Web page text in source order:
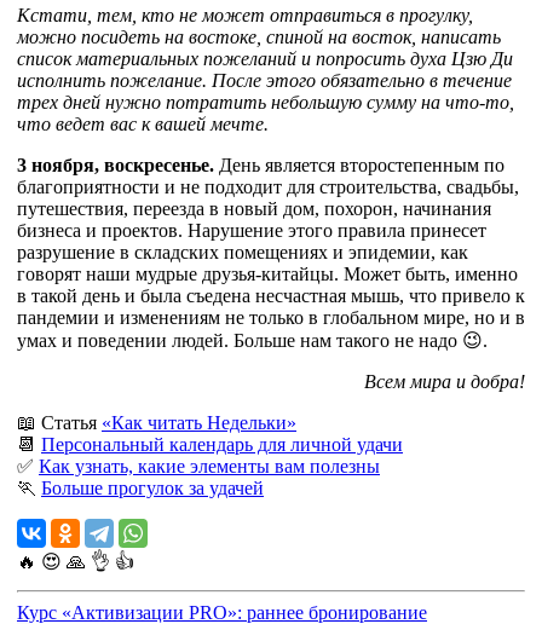
Кстати, тем, кто не может отправиться в прогулку,
можно посидеть на востоке, спиной на восток, написать
список материальных пожеланий и попросить духа Цзю Ди
исполнить пожелание. После этого обязательно в течение
трех дней нужно потратить небольшую сумму на что-то,
что ведет вас к вашей мечте.
3 ноября, воскресенье. День является второстепенным по
благоприятности и не подходит для строительства, свадьбы,
путешествия, переезда в новый дом, похорон, начинания
бизнеса и проектов. Нарушение этого правила принесет
разрушение в складских помещениях и эпидемии, как
говорят наши мудрые друзья-китайцы. Может быть, именно
в такой день и была съедена несчастная мышь, что привело к
пандемии и изменениям не только в глобальном мире, но и в
умах и поведении людей. Больше нам такого не надо 😉.
Всем мира и добра!
📖 Статья «Как читать Недельки»
📆 Персональный календарь для личной удачи
✅ Как узнать, какие элементы вам полезны
🏃 Больше прогулок за удачей
🔥 😍 🙏 👌 👍
Курс «Активизации PRO»: раннее бронирование